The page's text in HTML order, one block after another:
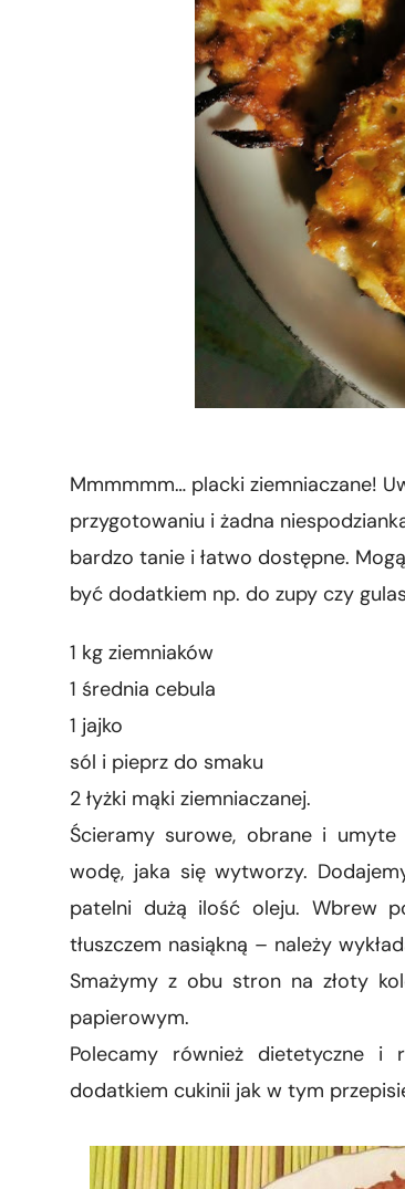
Mmmmmm… placki ziemniaczane!
przygotowaniu i żadna
bardzo tanie i łatwo dostępne.
być dodatkiem np. do zupy czy
1 kg ziemniaków
1 średnia cebula
1 jajko
sól i pieprz do smaku
2 łyżki mąki ziemniaczanej.
Ścieramy surowe, obrane i umyte
wodę, jaka się wytworzy.
patelni dużą ilość oleju. Wbrew
tłuszczem nasiąkną – należy
Smażymy z obu stron na złoty
papierowym.
Polecamy również dietetyczne i
dodatkiem cukinii jak w tym